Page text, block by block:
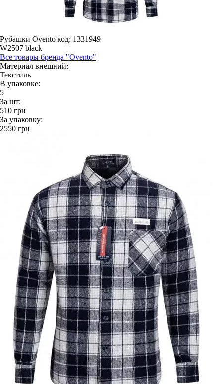
Рубашки Ovento код: 1331949
W2507 black
Все товары бренда "Ovento"
Материал внешний:
Текстиль
В упаковке:
5
За шт:
510 грн
За упаковку:
2550 грн